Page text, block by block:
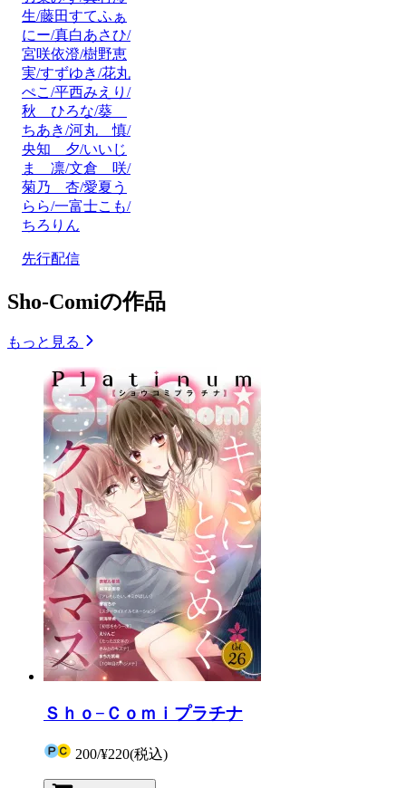
生/藤田すてふぁ
にー/真白あさひ/
宮咲依澄/樹野恵
実/すずゆき/花丸
ぺこ/平西みえり/
秋 ひろな/葵
ちあき/河丸 慎/
央知 夕/いいじ
ま 凛/文倉 咲/
菊乃 杏/愛夏う
らら/一富士こも/
ちろりん
先行配信
Sho-Comiの作品
もっと見る
Ｓｈｏ−Ｃｏｍｉプラチナ
200/¥220(税込)